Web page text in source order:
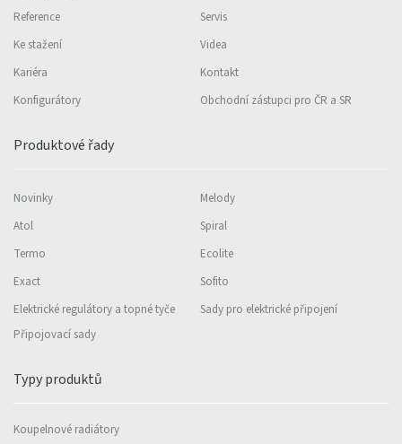
Reference
Servis
Ke stažení
Videa
Kariéra
Kontakt
Konfigurátory
Obchodní zástupci pro ČR a SR
Produktové řady
Novinky
Melody
Atol
Spiral
Termo
Ecolite
Exact
Sofito
Elektrické regulátory a topné tyče
Sady pro elektrické připojení
Připojovací sady
Typy produktů
Koupelnové radiátory